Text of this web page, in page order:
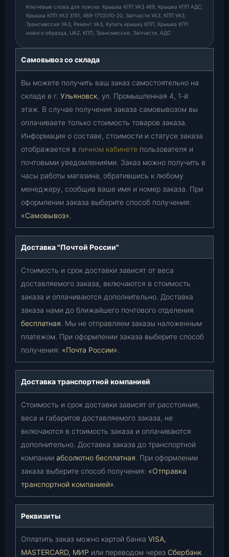
Ключевые слова для поиска: Крышка КПП УАЗ 469, Крышка КПП АДС,
Крышка КПП УАЗ 3151, 469-1702010-20, Запчасти УАЗ, КПП УАЗ,
Трансмиссия УАЗ, Ремонт УАЗ, Купить крышку КПП, Крышка КПП
нового образца, UAZ, КПП, Трансмиссия, Запчасти, АДС
Самовывоз со склада
Вы можете получить ваш заказ самостоятельно на
складе в г. Ульяновск, ул. Промышленная 4, 1-й
этаж. В случае получения заказа самовывозом вы
оплачиваете только стоимость товаров заказа.
Информация о составе, стоимости и статусе заказа
отображается в личном кабинете пользователя и
почтовыми уведомлениями. Заказ можно получить в
часы работы магазина, обратившись к любому
менеджеру, сообщив ваше имя и номер заказа. При
оформлении заказа выберите способ получения:
«Самовывоз».
Доставка "Почтой России"
Стоимость и срок доставки зависят от веса
доставляемого заказа, включаются в стоимость
заказа и оплачиваются дополнительно. Доставка
заказа нами до ближайшего почтового отделения
бесплатная. Мы не отправляем заказы наложенным
платежом. При оформлении заказа выберите способ
получения: «Почта России».
Доставка транспортной компанией
Стоимость и срок доставки зависят от расстояния,
веса и габаритов доставляемого заказа, не
включаются в стоимость заказа и оплачиваются
дополнительно. Доставка заказа до транспортной
компании абсолютно бесплатная. При оформлении
заказа выберите способ получения: «Отправка
транспортной компанией».
Реквизиты
Оплатить заказ можно картой банка VISA,
MASTERCARD, МИР или переводом через Сбербанк